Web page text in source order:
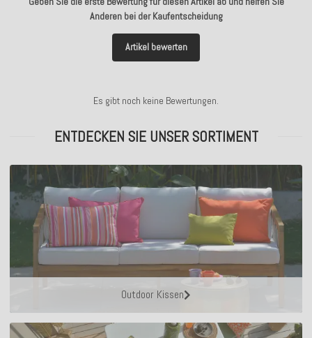
Anderen bei der Kaufentscheidung
Artikel bewerten
Es gibt noch keine Bewertungen.
ENTDECKEN SIE UNSER SORTIMENT
Outdoor Kissen